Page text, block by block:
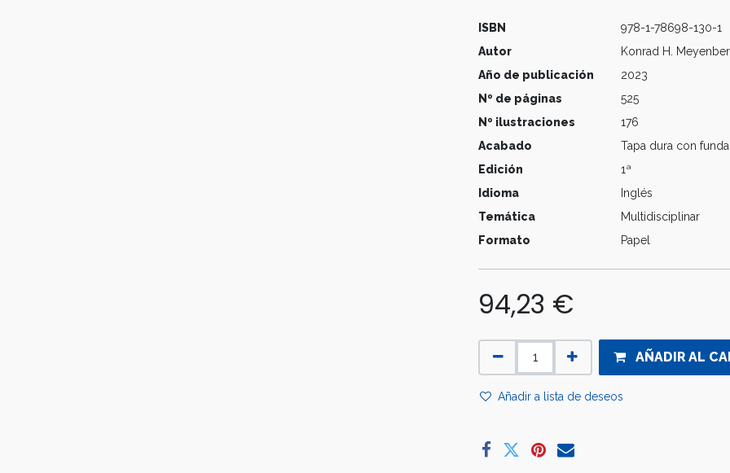
ISBN
978-1-78698-130-1
Autor
Konrad H.
Año de publicación
2023
Nº de páginas
525
Nº ilustraciones
176
Acabado
Tapa dura con funda
Edición
1ª
Idioma
Inglés
Temática
Multidisciplinar
Formato
Papel
94,23 €
AÑADIR AL
Añadir a lista de deseos